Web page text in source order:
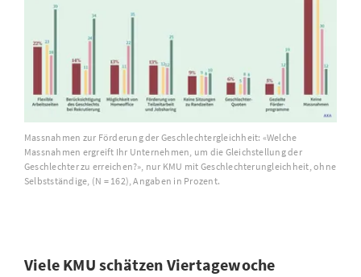
Massnahmen zur Förderung der Geschlechtergleichheit: «Welche
Massnahmen ergreift Ihr Unternehmen, um die Gleichstellung der
Geschlechter zu erreichen?», nur KMU mit Geschlechterungleichheit, ohne
Selbstständige, (N = 162), Angaben in Prozent.
Viele KMU schätzen Viertagewoche